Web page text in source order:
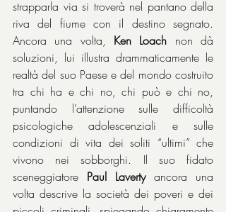
strapparla via si troverà nel pantano della
riva del fiume con il destino segnato.
Ancora una volta, Ken Loach non dà
soluzioni, lui illustra drammaticamente le
realtà del suo Paese e del mondo costruito
tra chi ha e chi no, chi può e chi no,
puntando l’attenzione sulle difficoltà
psicologiche adolescenziali e sulle
condizioni di vita dei soliti “ultimi” che
vivono nei sobborghi. Il suo fidato
sceneggiatore Paul Laverty ancora una
volta descrive la società dei poveri e dei